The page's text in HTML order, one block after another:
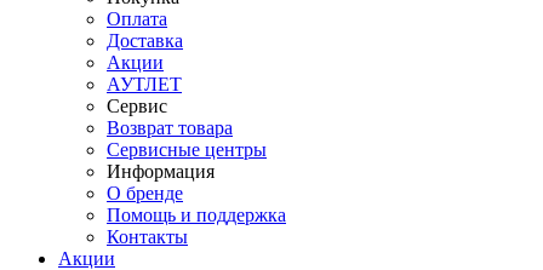
Оплата
Доставка
Акции
АУТЛЕТ
Сервис
Возврат товара
Сервисные центры
Информация
О бренде
Помощь и поддержка
Контакты
Акции